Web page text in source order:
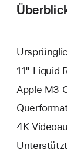
11" Liquid
Apple M3
4K